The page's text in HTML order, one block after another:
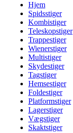
Hjem
Spidsstiger
Kombistiger
Teleskopstiger
Trappestiger
Wienerstiger
Multistiger
Skydestiger
Tagstiger
Hemsestiger
Foldestiger
Platformstiger
Lagerstiger
Vægstiger
Skaktstiger